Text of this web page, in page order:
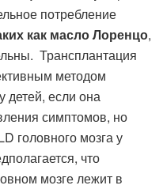
потребление
как масло Лоренцо,
Трансплантация
методом
детей, если она
симптомов, но
головного мозга у
что
мозге лежит в